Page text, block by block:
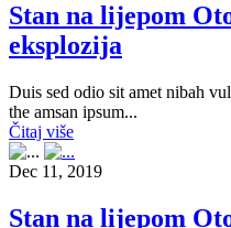
Stan na lijepom
eksplozija
Duis sed odio sit amet nibah
the amsan ipsum...
Čitaj više
Dec 11, 2019
Stan na lijepom